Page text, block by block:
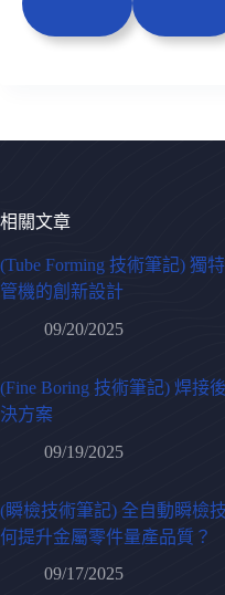
相關文章
(Tube Forming 技術筆記) 獨
管機的創新設計
09/20/2025
(Fine Boring 技術筆記) 焊接
決方案
09/19/2025
(瞬檢技術筆記) 全自動瞬檢
何提升金屬零件量產品質？
09/17/2025